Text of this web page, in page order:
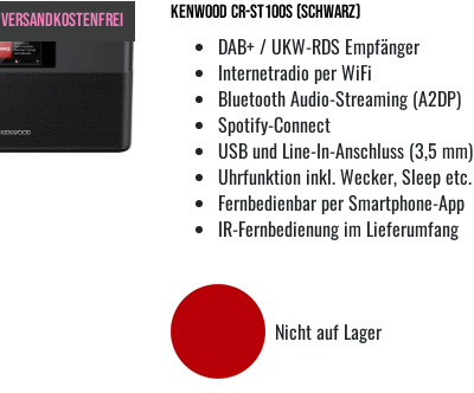
VERSANDKOSTENFREI Kenwood CR-ST100S (Schwarz)
DAB+ / UKW-RDS Empfänger
Internetradio per WiFi
Bluetooth Audio-Streaming (A2DP)
Spotify-Connect
USB und Line-In-Anschluss (3,5 mm)
Uhrfunktion inkl. Wecker, Sleep etc.
Fernbedienbar per Smartphone-App
IR-Fernbedienung im Lieferumfang
Nicht auf Lager